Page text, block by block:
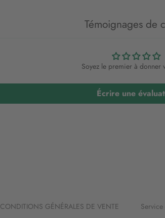
Témoignages de
Soyez le premier à donner
Écrire une
CONDITIONS GÉNÉRALES DE VENTE